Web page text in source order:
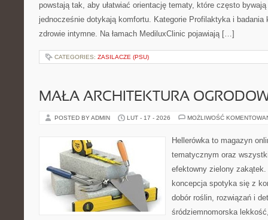
powstają tak, aby ułatwiać orientację tematy, które często
jednocześnie dotykają komfortu. Kategorie Profilaktyka i
zdrowie intymne. Na łamach MediluxClinic pojawiają […]
CATEGORIES: ZASILACZE (PSU)
MAŁA ARCHITEKTURA
POSTED BY ADMIN LUT - 17 - 2026 MOŻLIWOŚĆ
Hellerówka to magazyn
tematycznym oraz
efektowny zielony
koncepcja spotyka się z
dobór roślin, rozwiązań i
śródziemnomorska